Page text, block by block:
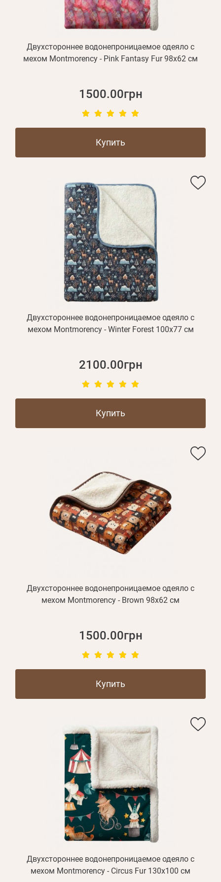
Двухстороннее водонепроницаемое одеяло с
мехом Montmorency - Pink Fantasy Fur 98х62 см
1500.00грн
Купить
Двухстороннее водонепроницаемое одеяло с
мехом Montmorency - Winter Forest 100х77 см
2100.00грн
Купить
Двухстороннее водонепроницаемое одеяло с
мехом Montmorency - Brown 98х62 см
1500.00грн
Купить
Двухстороннее водонепроницаемое одеяло с
мехом Montmorency - Circus Fur 130х100 см